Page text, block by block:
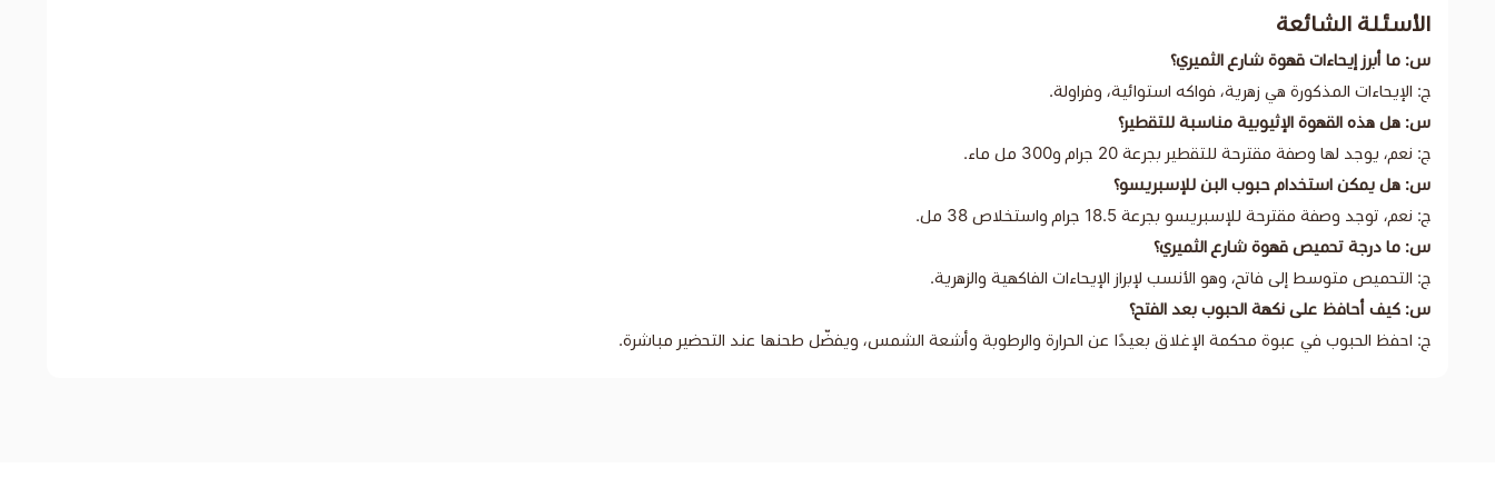
الأسئلة الشائعة
س: ما أبرز إيحاءات قهوة شارع الثميري؟
ج: الإيحاءات المذكورة هي زهرية، فواكه استوائية، وفراولة.
س: هل هذه القهوة الإثيوبية مناسبة للتقطير؟
ج: نعم، يوجد لها وصفة مقترحة للتقطير بجرعة 20 جرام و300 مل ماء.
س: هل يمكن استخدام حبوب البن للإسبريسو؟
ج: نعم، توجد وصفة مقترحة للإسبريسو بجرعة 18.5 جرام واستخلاص 38 مل.
س: ما درجة تحميص قهوة شارع الثميري؟
ج: التحميص متوسط إلى فاتح، وهو الأنسب لإبراز الإيحاءات الفاكهية والزهرية.
س: كيف أحافظ على نكهة الحبوب بعد الفتح؟
ج: احفظ الحبوب في عبوة محكمة الإغلاق بعيدًا عن الحرارة والرطوبة وأشعة الشمس، ويفضّل طحنها عند التحضير مباشرة.